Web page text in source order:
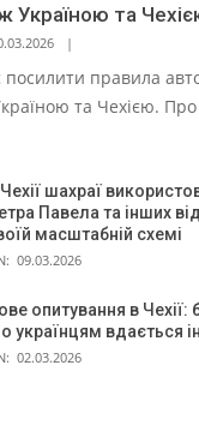
Україною та
посилити правила
та Чехією. Про
шахраї
Павела та інших
масштабній схемі
09.03.2026
опитування в Чехії:
українцям вдається
02.03.2026